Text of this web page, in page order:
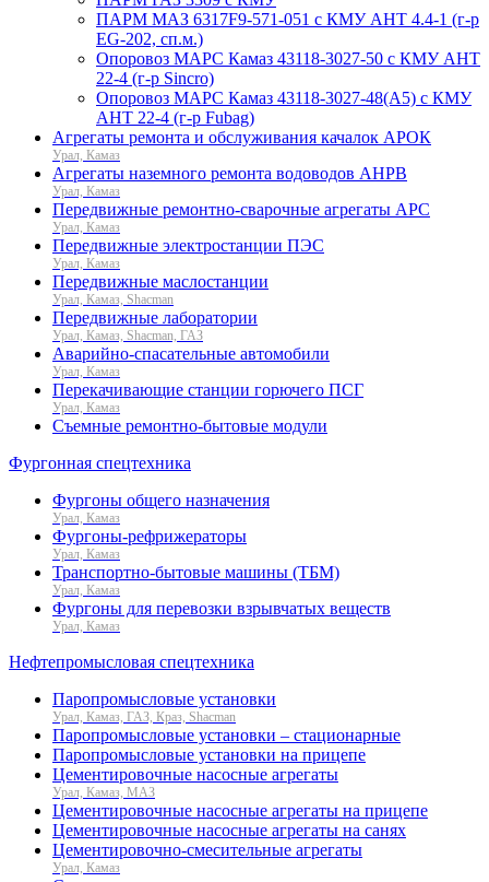
ПАРМ МАЗ 6317F9-571-051 с КМУ АНТ 4.4-1 (г-р
EG-202, сп.м.)
Опоровоз МАРС Камаз 43118-3027-50 с КМУ АНТ
22-4 (г-р Sincro)
Опоровоз МАРС Камаз 43118-3027-48(A5) с КМУ
АНТ 22-4 (г-р Fubag)
Агрегаты ремонта и обслуживания качалок АРОК
Урал, Камаз
Агрегаты наземного ремонта водоводов АНРВ
Урал, Камаз
Передвижные ремонтно-сварочные агрегаты АРС
Урал, Камаз
Передвижные электростанции ПЭС
Урал, Камаз
Передвижные маслостанции
Урал, Камаз, Shacman
Передвижные лаборатории
Урал, Камаз, Shacman, ГАЗ
Аварийно-спасательные автомобили
Урал, Камаз
Перекачивающие станции горючего ПСГ
Урал, Камаз
Съемные ремонтно-бытовые модули
Фургонная спецтехника
Фургоны общего назначения
Урал, Камаз
Фургоны-рефрижераторы
Урал, Камаз
Транспортно-бытовые машины (ТБМ)
Урал, Камаз
Фургоны для перевозки взрывчатых веществ
Урал, Камаз
Нефтепромысловая спецтехника
Паропромысловые установки
Урал, Камаз, ГАЗ, Краз, Shacman
Паропромысловые установки – стационарные
Паропромысловые установки на прицепе
Цементировочные насосные агрегаты
Урал, Камаз, МАЗ
Цементировочные насосные агрегаты на прицепе
Цементировочные насосные агрегаты на санях
Цементировочно-смесительные агрегаты
Урал, Камаз